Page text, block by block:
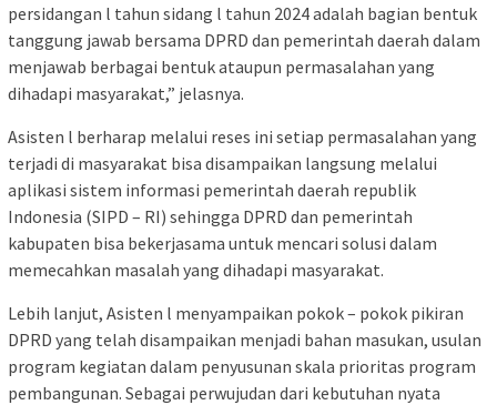
persidangan l tahun sidang l tahun 2024 adalah bagian bentuk
tanggung jawab bersama DPRD dan pemerintah daerah dalam
menjawab berbagai bentuk ataupun permasalahan yang
dihadapi masyarakat,” jelasnya.
Asisten l berharap melalui reses ini setiap permasalahan yang
terjadi di masyarakat bisa disampaikan langsung melalui
aplikasi sistem informasi pemerintah daerah republik
Indonesia (SIPD – RI) sehingga DPRD dan pemerintah
kabupaten bisa bekerjasama untuk mencari solusi dalam
memecahkan masalah yang dihadapi masyarakat.
Lebih lanjut, Asisten l menyampaikan pokok – pokok pikiran
DPRD yang telah disampaikan menjadi bahan masukan, usulan
program kegiatan dalam penyusunan skala prioritas program
pembangunan. Sebagai perwujudan dari kebutuhan nyata